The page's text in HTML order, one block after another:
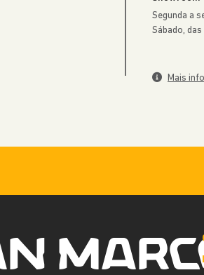
Segunda a
Sábado,
Mais